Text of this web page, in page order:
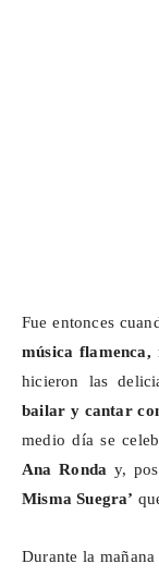
Fue entonces
música
hicieron las
bailar y cantar
medio día se
Ana Ronda y,
Misma Suegra’
Durante la